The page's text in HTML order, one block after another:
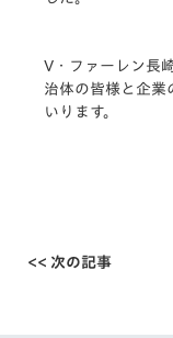
V・ファーレン長
治体の皆様と企業
いります。
<< 次の記事